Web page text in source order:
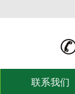
联系我们